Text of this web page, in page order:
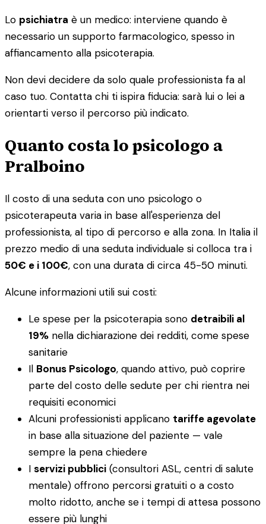
Lo psichiatra è un medico: interviene quando è
necessario un supporto farmacologico, spesso in
affiancamento alla psicoterapia.
Non devi decidere da solo quale professionista fa al
caso tuo. Contatta chi ti ispira fiducia: sarà lui o lei a
orientarti verso il percorso più indicato.
Quanto costa lo psicologo a
Pralboino
Il costo di una seduta con uno psicologo o
psicoterapeuta varia in base all'esperienza del
professionista, al tipo di percorso e alla zona. In Italia il
prezzo medio di una seduta individuale si colloca tra i
50€ e i 100€, con una durata di circa 45-50 minuti.
Alcune informazioni utili sui costi:
Le spese per la psicoterapia sono detraibili al
19% nella dichiarazione dei redditi, come spese
sanitarie
Il Bonus Psicologo, quando attivo, può coprire
parte del costo delle sedute per chi rientra nei
requisiti economici
Alcuni professionisti applicano tariffe agevolate
in base alla situazione del paziente — vale
sempre la pena chiedere
I servizi pubblici (consultori ASL, centri di salute
mentale) offrono percorsi gratuiti o a costo
molto ridotto, anche se i tempi di attesa possono
essere più lunghi